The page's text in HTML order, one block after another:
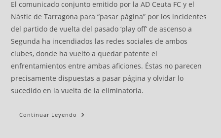
El comunicado conjunto emitido por la AD Ceuta FC y el
Nàstic de Tarragona para “pasar página” por los incidentes
del partido de vuelta del pasado ‘play off’ de ascenso a
Segunda ha incendiados las redes sociales de ambos
clubes, donde ha vuelto a quedar patente el
enfrentamientos entre ambas aficiones. Éstas no parecen
precisamente dispuestas a pasar página y olvidar lo
sucedido en la vuelta de la eliminatoria.
Continuar Leyendo